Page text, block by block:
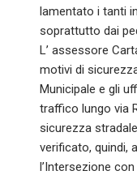
lamentato i tanti
soprattutto dai
L’ assessore
motivi di
Municipale e gli
traffico lungo via
sicurezza
verificato, quindi,
l’Intersezione